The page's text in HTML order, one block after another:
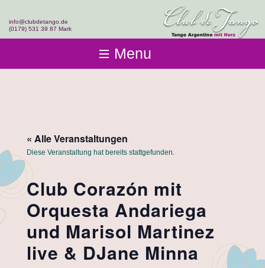
info@clubdetango.de
(0179) 531 39 87 Mark
Menu
Club-Infos
Kontakt
« Alle Veranstaltungen
Diese Veranstaltung hat bereits stattgefunden.
Club Corazón mit
Orquesta Andariega
und Marisol Martinez
live & DJane Minna